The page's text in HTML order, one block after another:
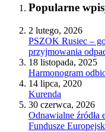
Popularne
2 lutego, 2026
PSZOK Rusiec –
przyjmowania
18 listopada, 2025
Harmonogram
14 lipca, 2020
Kurenda
30 czerwca, 2026
Odnawialne źródła
Fundusze